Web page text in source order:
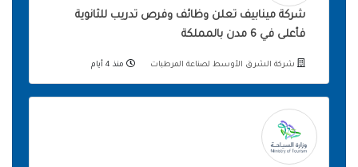
شركة مينابيف تعلن وظائف وفرص تدريب للثانوية
فأعلى في 6 مدن بالمملكة
شركة الشرق الأوسط لصناعة المرطبات منذ 4 أيام